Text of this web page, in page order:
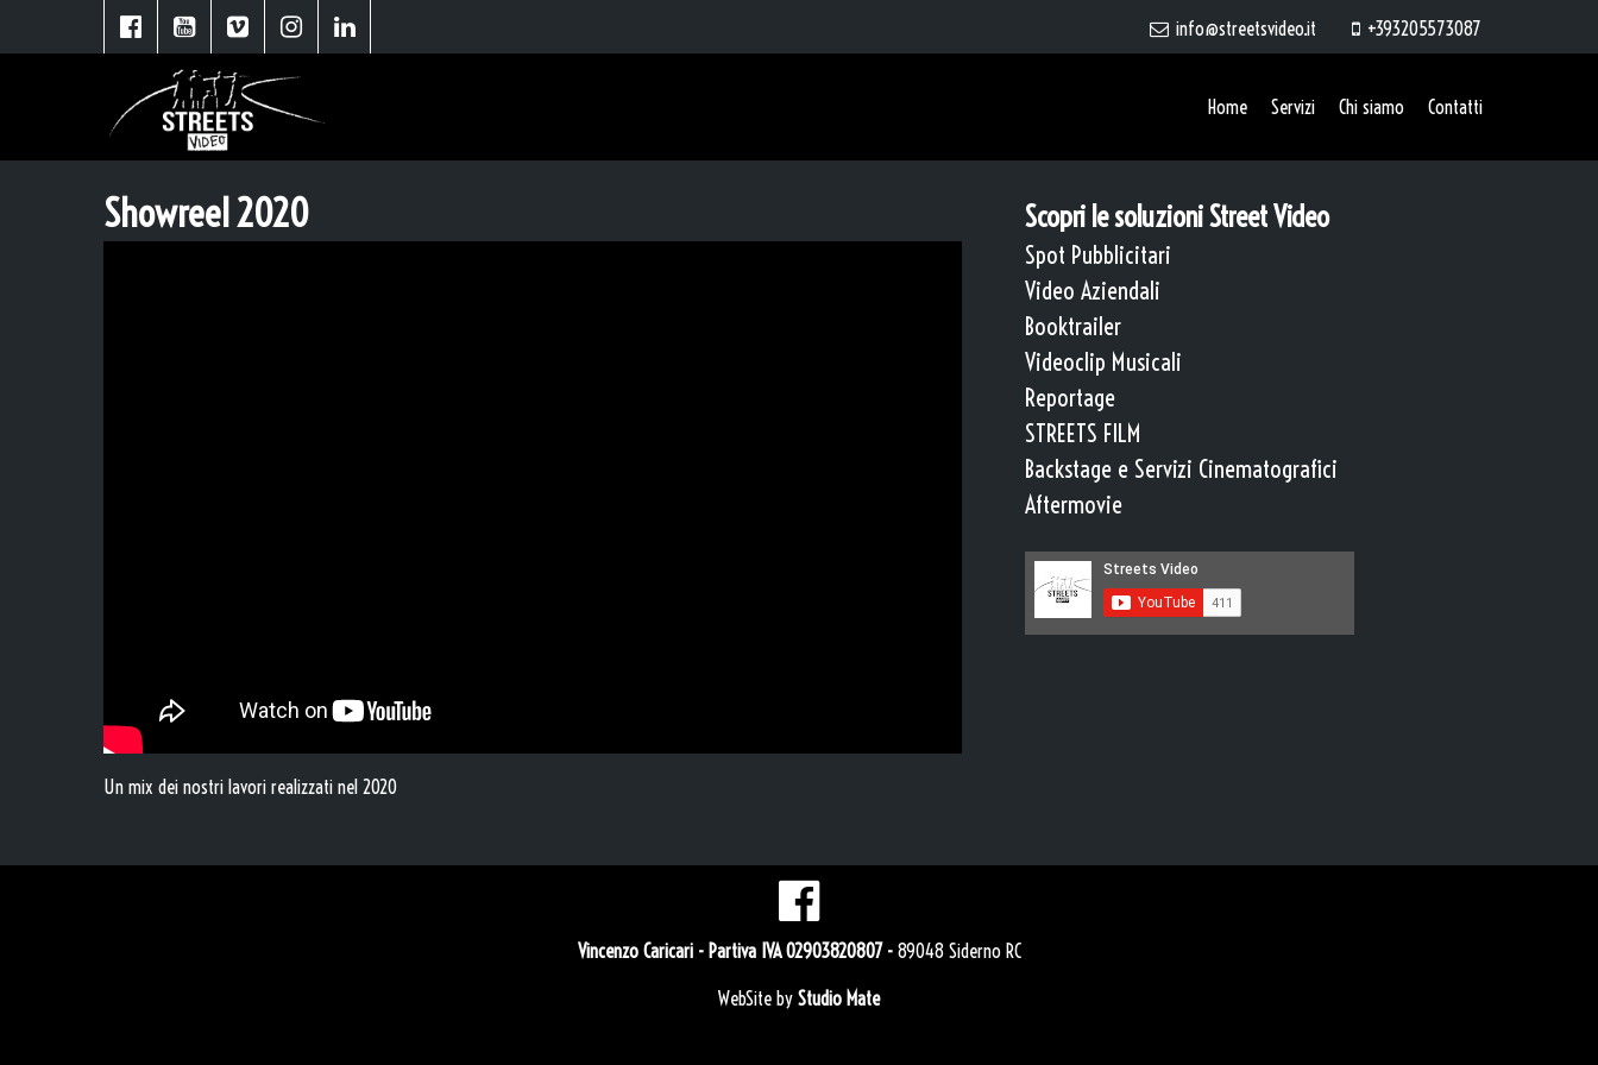
+393205573087
info@streetsvideo.it
Home Servizi Chi siamo Contatti
Showreel 2020
Un mix dei nostri lavori realizzati nel 2020
Scopri le soluzioni Street Video
Spot Pubblicitari
Video Aziendali
Booktrailer
Videoclip Musicali
Reportage
STREETS FILM
Backstage e Servizi Cinematografici
Aftermovie
Vincenzo Caricari- Partiva IVA 02903820807 - 89048 Siderno RC
WebSite by Studio Mate